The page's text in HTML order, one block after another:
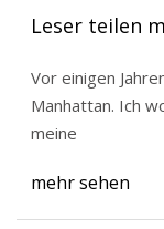
Leser teilen
Vor einigen
Manhattan. Ich wollte gerade gehen – da war nichts, was
meine
mehr sehen